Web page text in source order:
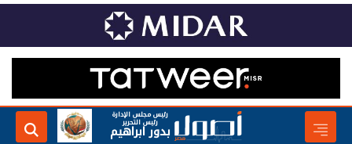
رئيس مجلس الإدارة
رئيس التحرير
بدور ابراهيم